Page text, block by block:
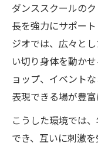
成長を実
趣味と
術
プロ志向
ダンスス
ダンススクールの
長を強力にサポー
ジオでは、広々と
い切り身体を動か
ョップ、イベント
表現できる場が豊富
こうした環境では
でき、互いに刺激